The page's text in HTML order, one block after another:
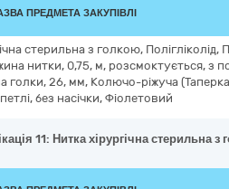
ПРЕДМЕТА ЗАКУПІВЛІ
стерильна з голкою, Полігліколід,
нитки, 0,75, м, розсмоктується, з
голки, 26, мм, Колючо-ріжуча
без насічки, Фіолетовий
11: Нитка хірургічна